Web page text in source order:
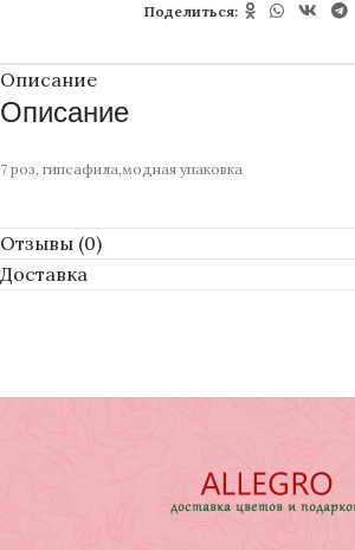
Поделиться:
Описание
Описание
7 роз, гипсафила,модная упаковка
Отзывы (0)
Доставка